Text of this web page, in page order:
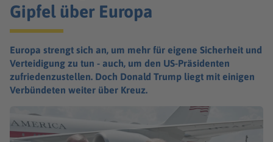
Gipfel über Europa
Europa strengt sich an, um mehr für eigene Sicherheit und
Verteidigung zu tun - auch, um den US-Präsidenten
zufriedenzustellen. Doch Donald Trump liegt mit einigen
Verbündeten weiter über Kreuz.